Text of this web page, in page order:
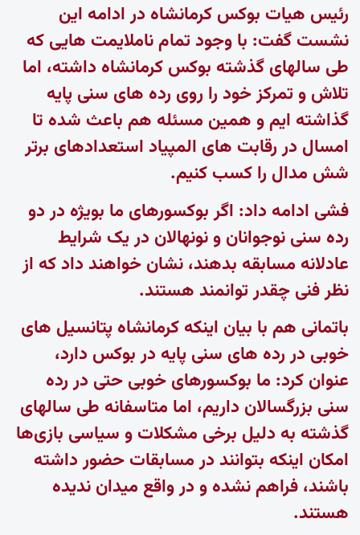
رئیس هیات بوکس کرمانشاه در ادامه این
نشست گفت: با وجود تمام ناملایمت هایی که
طی سالهای گذشته بوکس کرمانشاه داشته، اما
تلاش و تمرکز خود را روی رده های سنی پایه
گذاشته ایم و همین مسئله هم باعث شده تا
امسال در رقابت های المپیاد استعدادهای برتر
شش مدال را کسب کنیم.
فشی ادامه داد: اگر بوکسورهای ما بویژه در دو
رده سنی نوجوانان و نونهالان در یک شرایط
عادلانه مسابقه بدهند، نشان خواهند داد که از
نظر فنی چقدر توانمند هستند.
باتمانی هم با بیان اینکه کرمانشاه پتانسیل های
خوبی در رده های سنی پایه در بوکس دارد،
عنوان کرد: ما بوکسورهای خوبی حتی در رده
سنی بزرگسالان داریم، اما متاسفانه طی سالهای
گذشته به دلیل برخی مشکلات و سیاسی بازی‌ها
امکان اینکه بتوانند در مسابقات حضور داشته
باشند، فراهم نشده و در واقع میدان ندیده
هستند.